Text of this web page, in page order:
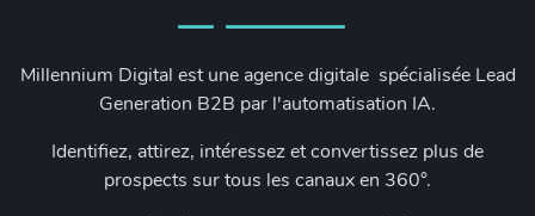
Millennium Digital est une agence digitale spécialisée Lead
Generation B2B par l'automatisation IA.
Identifiez, attirez, intéressez et convertissez plus de
prospects sur tous les canaux en 360°.